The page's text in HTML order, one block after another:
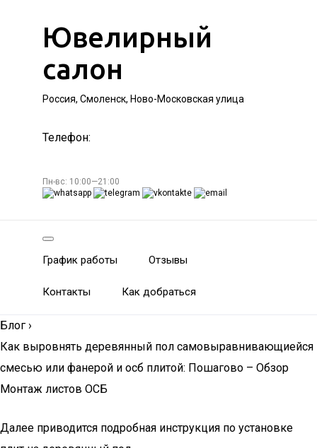
Ювелирный
салон
Россия, Смоленск, Ново-Московская улица
Телефон:
Пн-вс: 10:00—21:00
График работы Отзывы
Контакты Как добраться
Блог ›
Как выровнять деревянный пол самовыравнивающиейся
смесью или фанерой и осб плитой: Пошагово – Обзор
Монтаж листов ОСБ
Далее приводится подробная инструкция по установке